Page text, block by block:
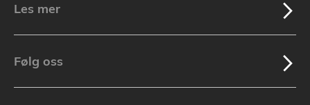
Les mer
Følg oss